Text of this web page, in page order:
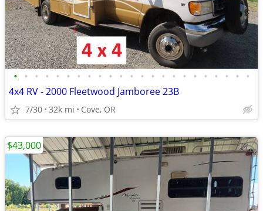
• • • • • • • • • • • • • • • • • • • • • • •
4x4 RV - 2000 Fleetwood Jamboree 23B
7/30 32k mi Cove, OR
$43,000